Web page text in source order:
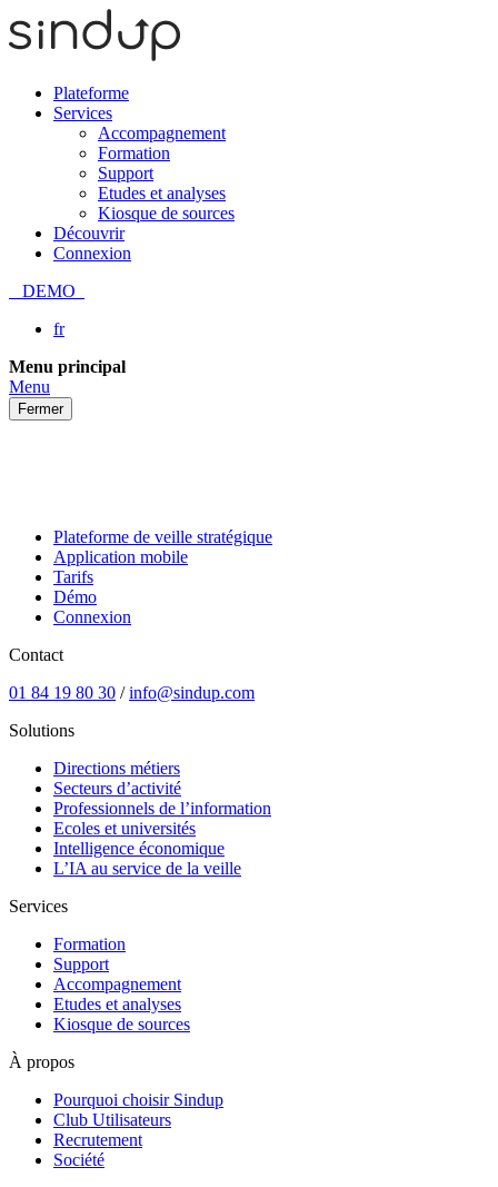
Plateforme
Services
Accompagnement
Formation
Support
Etudes et analyses
Kiosque de sources
Découvrir
Connexion
DEMO
fr
Passer
au
contenu
Menu principal
Menu
Fermer
Plateforme de veille stratégique
Application mobile
Tarifs
Démo
Connexion
Contact
01 84 19 80 30 /info@sindup.com
Solutions
Directions métiers
Secteurs d’activité
Professionnels de l’information
Ecoles et universités
Intelligence économique
L’IA au service de la veille
Services
Formation
Support
Accompagnement
Etudes et analyses
Kiosque de sources
À propos
Pourquoi choisir Sindup
Club Utilisateurs
Recrutement
Société